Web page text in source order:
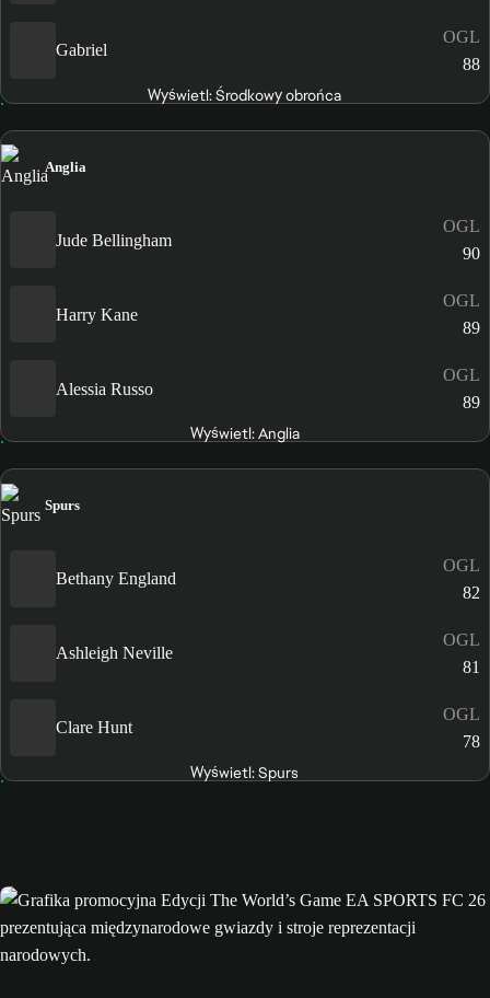
Gabriel
OGL
88
Wyświetl: Środkowy obrońca
Anglia
Jude Bellingham
OGL
90
Harry Kane
OGL
89
Alessia Russo
OGL
89
Wyświetl: Anglia
Spurs
Bethany England
OGL
82
Ashleigh Neville
OGL
81
Clare Hunt
OGL
78
Wyświetl: Spurs